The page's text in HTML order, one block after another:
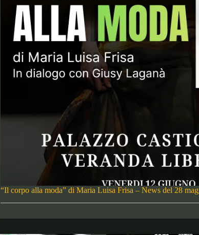
“Il corpo alla moda” di Maria Luisa Frisa – News del 28